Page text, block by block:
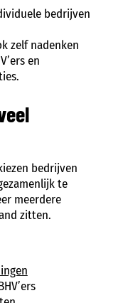
bedrijven
zelf nadenken
en
bedrijven
te
meerdere
zitten.